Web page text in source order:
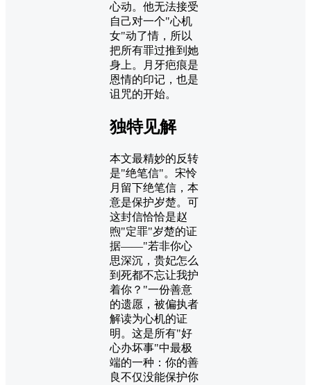
心动。他无法接受
自己对一个"心机
女"动了情，所以
把所有罪过推到她
身上。月牙疤痕是
恩情的印记，也是
诅咒的开始。
独特见解
本文最精妙的反转
是"绝笔信"。宋怜
月留下绝笔信，本
意是保护岁楚。可
这封信恰恰是赵
煦"定罪"岁楚的证
据——"若非你心
思深沉，贵妃怎么
到死都不忘让我护
着你？"一份善意
的遗愿，被偏执者
解读为心机的证
明。这是所有"好
心办坏事"中最极
端的一种：你的善
良不仅没能保护你